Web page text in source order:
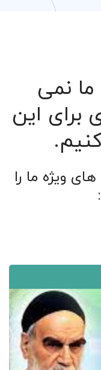
نمی
برای این
ویژه ما را